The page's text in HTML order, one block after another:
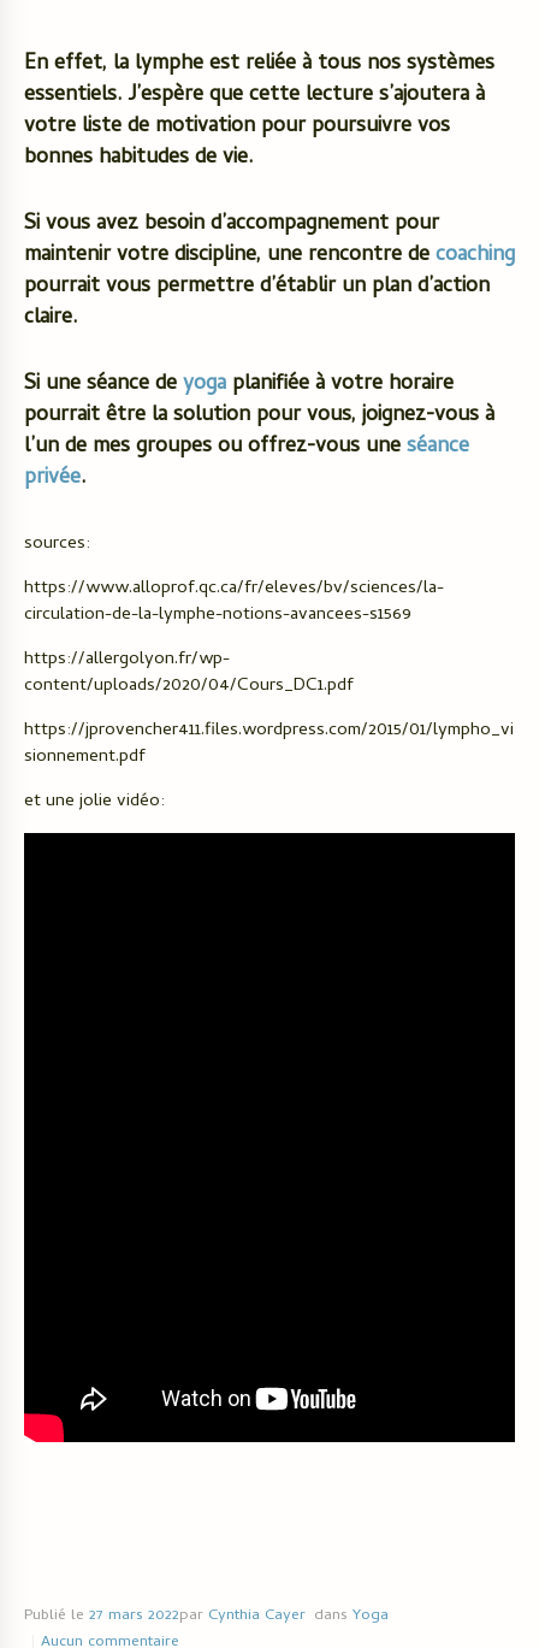
En effet, la lymphe est reliée à tous nos systèmes
essentiels. J’espère que cette lecture s’ajoutera à
votre liste de motivation pour poursuivre vos
bonnes habitudes de vie.
Si vous avez besoin d’accompagnement pour
maintenir votre discipline, une rencontre decoaching
pourrait vous permettre d’établir un plan d’action
claire.
Si une séance deyoga planifiée à votre horaire
pourrait être la solution pour vous, joignez-vous à
l’un de mes groupes ou offrez-vous uneséance
privée.
sources:
https://www.alloprof.qc.ca/fr/eleves/bv/sciences/la-
circulation-de-la-lymphe-notions-avancees-s1569
https://allergolyon.fr/wp-
content/uploads/2020/04/Cours_DC1.pdf
https://jprovencher411.files.wordpress.com/2015/01/lympho_vi
sionnement.pdf
et une jolie vidéo:
Publié le 27 mars 2022par Cynthia Cayer dansYoga
Aucun commentaire